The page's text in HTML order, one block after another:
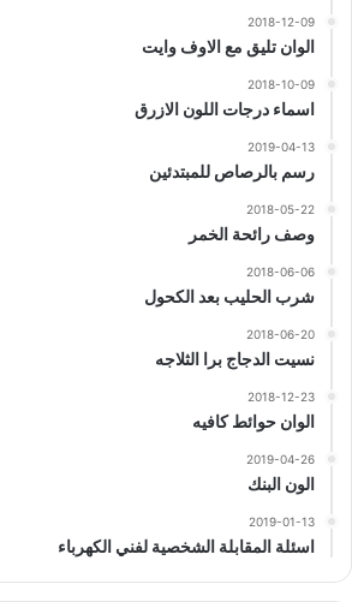
2018-12-09
الوان تليق مع الاوف وايت
2018-10-09
اسماء درجات اللون الازرق
2019-04-13
رسم بالرصاص للمبتدئين
2018-05-22
وصف رائحة الخمر
2018-06-06
شرب الحليب بعد الكحول
2018-06-20
نسيت الدجاج برا الثلاجه
2018-12-23
الوان حوائط كافيه
2019-04-26
الون البنك
2019-01-13
اسئلة المقابلة الشخصية لفني الكهرباء